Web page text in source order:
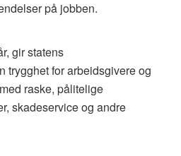
på jobben.
gir statens
trygghet for arbeidsgivere og
raske, pålitelige
skadeservice og andre